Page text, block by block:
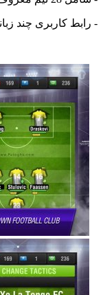
- رابط کاربری چند